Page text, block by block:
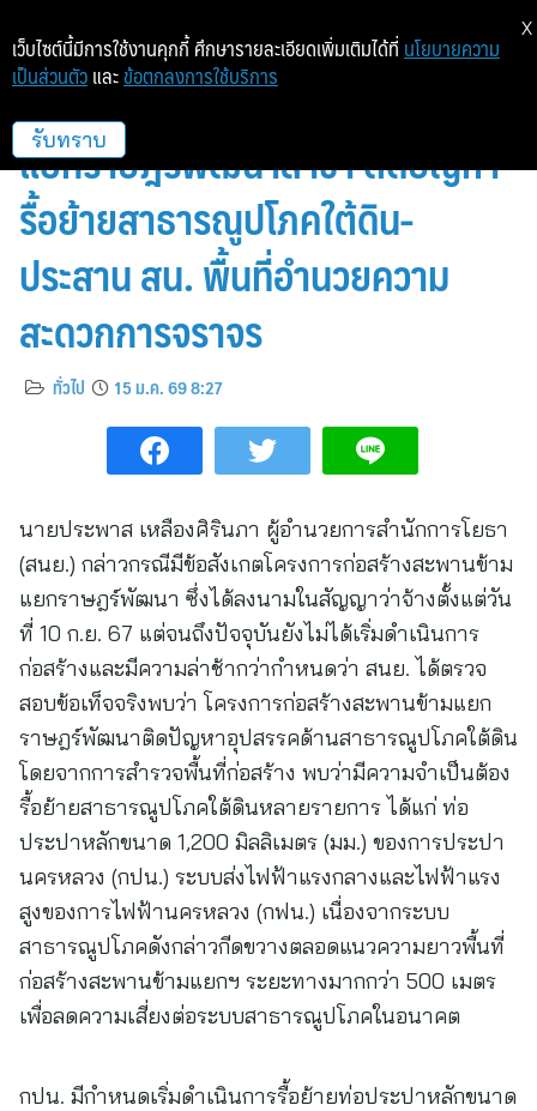
สนย. แจงเหตุโครงการสะพานข้าม
แยกราษฎร์พัฒนาล่าช้า ติดปัญหา
รื้อย้ายสาธารณูปโภคใต้ดิน-
ประสาน สน. พื้นที่อำนวยความ
สะดวกการจราจร
ทั่วไป 15 ม.ค. 69 8:27
นายประพาส เหลืองศิรินภา ผู้อำนวยการสำนักการโยธา
(สนย.) กล่าวกรณีมีข้อสังเกตโครงการก่อสร้างสะพานข้าม
แยกราษฎร์พัฒนา ซึ่งได้ลงนามในสัญญาว่าจ้างตั้งแต่วัน
ที่ 10 ก.ย. 67 แต่จนถึงปัจจุบันยังไม่ได้เริ่มดำเนินการ
ก่อสร้างและมีความล่าช้ากว่ากำหนดว่า สนย. ได้ตรวจ
สอบข้อเท็จจริงพบว่า โครงการก่อสร้างสะพานข้ามแยก
ราษฎร์พัฒนาติดปัญหาอุปสรรคด้านสาธารณูปโภคใต้ดิน
โดยจากการสำรวจพื้นที่ก่อสร้าง พบว่ามีความจำเป็นต้อง
รื้อย้ายสาธารณูปโภคใต้ดินหลายรายการ ได้แก่ ท่อ
ประปาหลักขนาด 1,200 มิลลิเมตร (มม.) ของการประปา
นครหลวง (กปน.) ระบบส่งไฟฟ้าแรงกลางและไฟฟ้าแรง
สูงของการไฟฟ้านครหลวง (กฟน.) เนื่องจากระบบ
สาธารณูปโภคดังกล่าวกีดขวางตลอดแนวความยาวพื้นที่
ก่อสร้างสะพานข้ามแยกฯ ระยะทางมากกว่า 500 เมตร
เพื่อลดความเสี่ยงต่อระบบสาธารณูปโภคในอนาคต
กปน. มีกำหนดเริ่มดำเนินการรื้อย้ายท่อประปาหลักขนาด
เว็บไซต์นี้มีการใช้งานคุกกี้ ศึกษารายละเอียดเพิ่มเติมได้ที่ นโยบายความ
เป็นส่วนตัว และ ข้อตกลงการใช้บริการ
รับทราบ
X